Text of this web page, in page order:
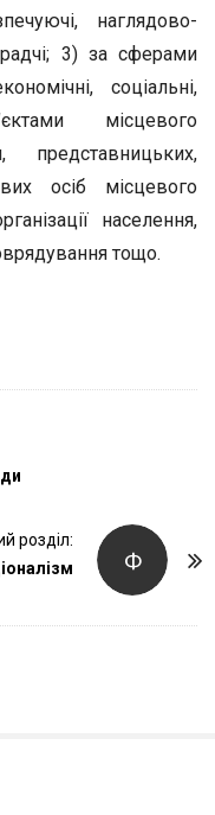
наглядово-
3) за сферами
соціальні,
місцевого
осіб місцевого
населення,
тощо.
Ф
розділ: